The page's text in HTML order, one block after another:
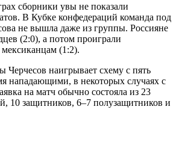
сборники увы не показали
В Кубке конфедераций команда под
не вышла даже из группы. Россияне
(2:0), а потом проиграли
(1:2).
Черчесов наигрывает схему с пять
нападающими, в некоторых случаях с
на матч обычно состояла из 23
10 защитников, 6–7 полузащитников и